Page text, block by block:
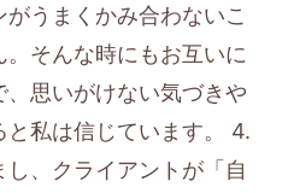
うまくかみ合わないこ
そんな時にもお互いに
思いがけない気づきや
私は信じています。 4.
、クライアントが「自